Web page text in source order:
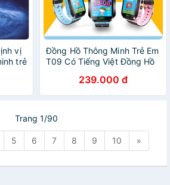
vị
trẻ
Đồng Hồ Thông Minh Trẻ Em
T09 Có Tiếng Việt Đồng Hồ
Gọi 2 Chiều Cho Bé - Toppu
Store
239.000 đ
Trang 1/90
5 6 7 8 9 10 »